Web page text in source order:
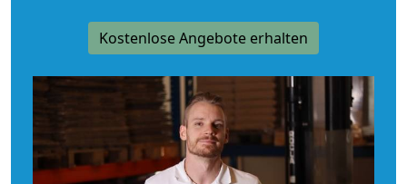
Kostenlose Angebote erhalten